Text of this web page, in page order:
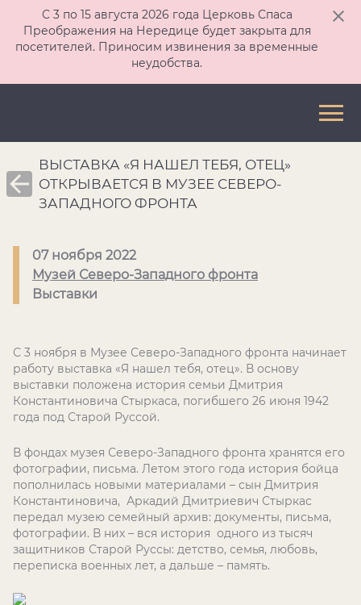
С 3 по 15 августа 2026 года Церковь Спаса
Преображения на Нередице будет закрыта для
посетителей. Приносим извинения за временные
неудобства.
ВЫСТАВКА «Я НАШЕЛ ТЕБЯ, ОТЕЦ»
ОТКРЫВАЕТСЯ В МУЗЕЕ СЕВЕРО-
ЗАПАДНОГО ФРОНТА
07 ноября 2022
Музей Северо-Западного фронта
Выставки
С 3 ноября в Музее Северо-Западного фронта начинает
работу выставка «Я нашел тебя, отец». В основу
выставки положена история семьи Дмитрия
Константиновича Стыркаса, погибшего 26 июня 1942
года под Старой Руссой.
В фондах музея Северо-Западного фронта хранятся его
фотографии, письма. Летом этого года история бойца
пополнилась новыми материалами – сын Дмитрия
Константиновича, Аркадий Дмитриевич Стыркас
передал музею семейный архив: документы, письма,
фотографии. В них – вся история одного из тысяч
защитников Старой Руссы: детство, семья, любовь,
переписка военных лет, а дальше – память.